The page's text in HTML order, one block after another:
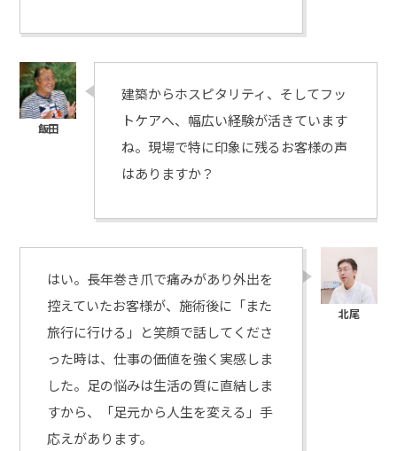
建築からホスピタリティ、そしてフッ
トケアへ、幅広い経験が活きています
ね。現場で特に印象に残るお客様の声
はありますか？
はい。長年巻き爪で痛みがあり外出を
控えていたお客様が、施術後に「また
旅行に行ける」と笑顔で話してくださ
った時は、仕事の価値を強く実感しま
した。足の悩みは生活の質に直結しま
すから、「足元から人生を変える」手
応えがあります。